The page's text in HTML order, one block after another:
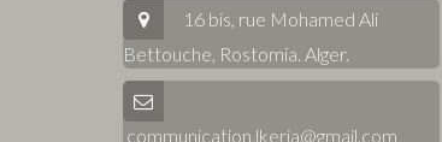
16 bis, rue Mohamed Ali
Bettouche, Rostomia. Alger.
communication.lkeria@gmail.com